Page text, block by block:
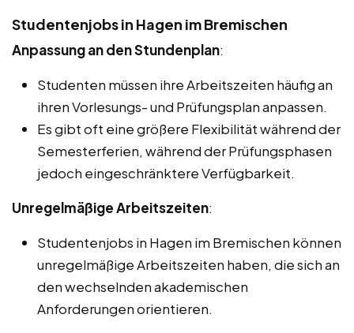
Studentenjobs in Hagen im Bremischen
Anpassung an den Stundenplan:
Studenten müssen ihre Arbeitszeiten häufig an
ihren Vorlesungs- und Prüfungsplan anpassen.
Es gibt oft eine größere Flexibilität während der
Semesterferien, während der Prüfungsphasen
jedoch eingeschränktere Verfügbarkeit.
Unregelmäßige Arbeitszeiten:
Studentenjobs in Hagen im Bremischen können
unregelmäßige Arbeitszeiten haben, die sich an
den wechselnden akademischen
Anforderungen orientieren.